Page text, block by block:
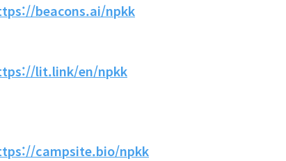
beacons.ai/npkk
lit.link/en/npkk
campsite.bio/npkk